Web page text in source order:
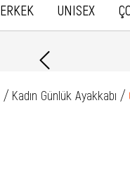
ERKEK UNISEX
Kadın Günlük Ayakkabı